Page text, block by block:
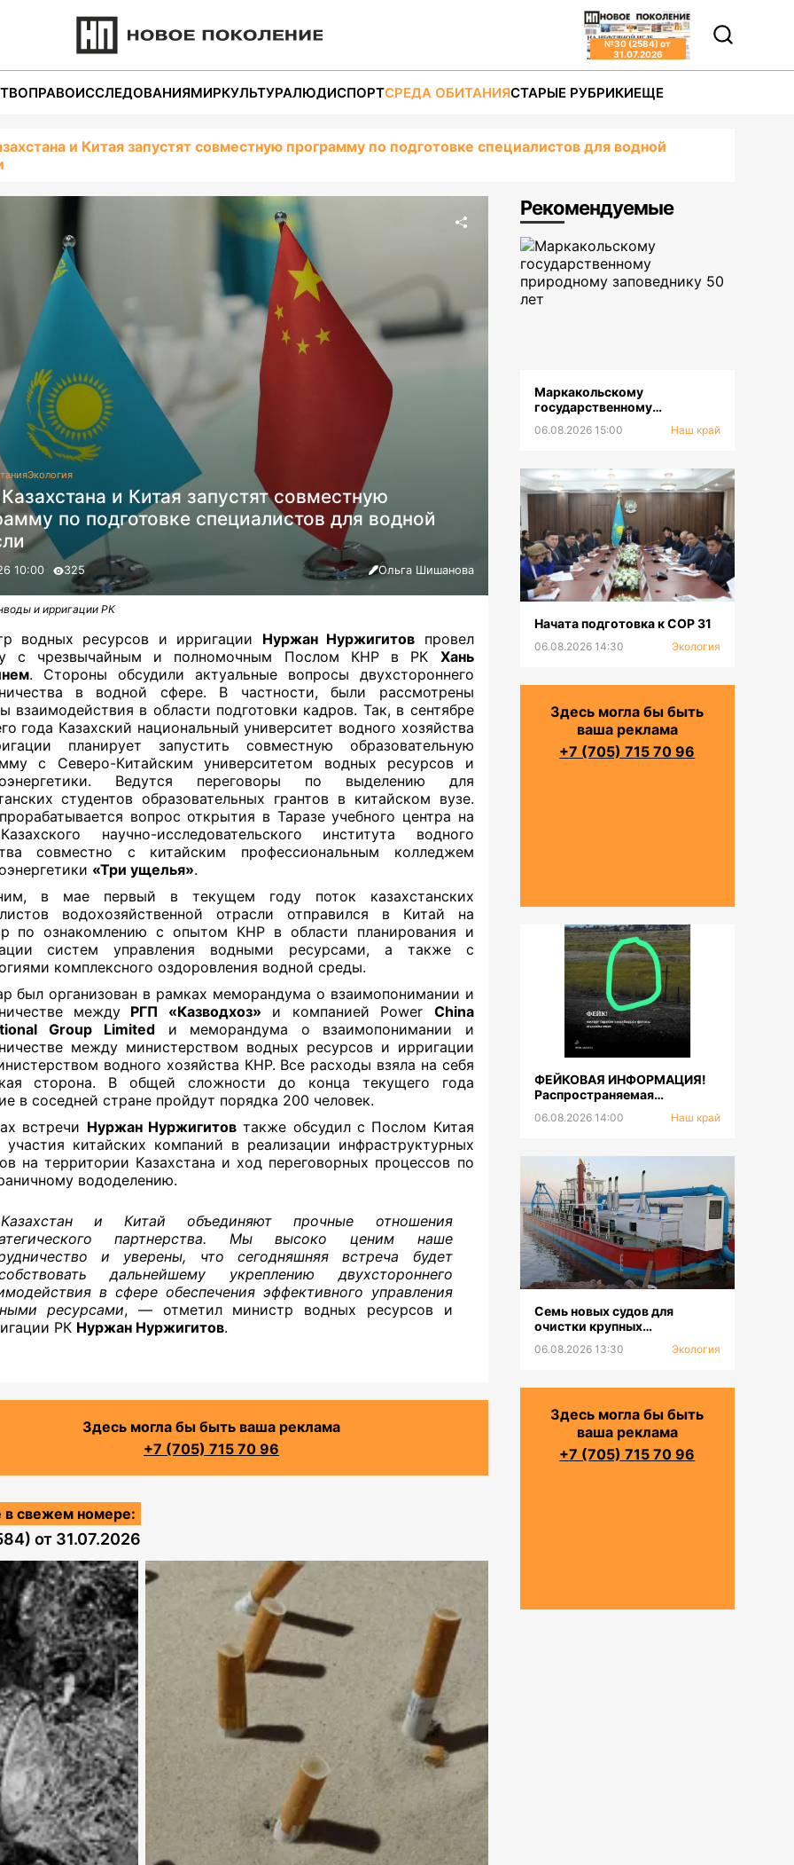
№30 (2584) от
31.07.2026
ПРАВОИССЛЕДОВАНИЯМИРКУЛЬТУРАЛЮДИСПОРТСРЕДА ОБИТАНИЯСТАРЫЕ РУБРИКИЕЩЕ
и Китая запустят совместную программу по подготовке специалистов для водной
Экология
и Китая запустят совместную
по подготовке специалистов для водной
10:00 325 Ольга Шишанова
и ирригации РК
водных ресурсов и ирригации Нуржан Нуржигитов провел
с чрезвычайным и полномочным Послом КНР в РК Хань
. Стороны обсудили актуальные вопросы двухстороннего
в водной сфере. В частности, были рассмотрены
взаимодействия в области подготовки кадров. Так, в сентябре
года Казахский национальный университет водного хозяйства
планирует запустить совместную образовательную
с Северо-Китайским университетом водных ресурсов и
Ведутся переговоры по выделению для
студентов образовательных грантов в китайском вузе.
вопрос открытия в Таразе учебного центра на
научно-исследовательского института водного
совместно с китайским профессиональным колледжем
«Три ущелья».
в мае первый в текущем году поток казахстанских
водохозяйственной отрасли отправился в Китай на
по ознакомлению с опытом КНР в области планирования и
систем управления водными ресурсами, а также с
комплексного оздоровления водной среды.
был организован в рамках меморандума о взаимопонимании и
между РГП «Казводхоз» и компанией Power China
Group Limited и меморандума о взаимопонимании и
между министерством водных ресурсов и ирригации
водного хозяйства КНР. Все расходы взяла на себя
сторона. В общей сложности до конца текущего года
в соседней стране пройдут порядка 200 человек.
встречи Нуржан Нуржигитовтакже обсудил с Послом Китая
участия китайских компаний в реализации инфраструктурных
на территории Казахстана и ход переговорных процессов по
вододелению.
и Китай объединяют прочные отношения
партнерства. Мы высоко ценим наше
и уверены, что сегодняшняя встреча будет
дальнейшему укреплению двухстороннего
в сфере обеспечения эффективного управления
ресурсами, — отметил министр водных ресурсов и
РК Нуржан Нуржигитов.
Здесь могла бы быть ваша реклама
+7 (705) 715 70 96
в свежем номере:
от 31.07.2026
Рекомендуемые
Маркакольскому
государственному
лет
06.08.2026 15:00 Наш край
Начата подготовка к СОР 31
06.08.2026 14:30 Экология
Здесь могла бы быть
ваша реклама
+7 (705) 715 70 96
ФЕЙКОВАЯ ИНФОРМАЦИЯ!
Распространяемая
соответствует
06.08.2026 14:00 Наш край
Семь новых судов для
очистки крупных
будут предоставлены
06.08.2026 13:30 Экология
Здесь могла бы быть
ваша реклама
+7 (705) 715 70 96